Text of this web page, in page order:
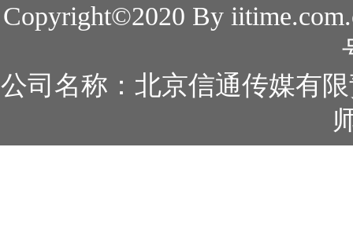
Copyright©2020 By
公司名称：北京信通传媒有